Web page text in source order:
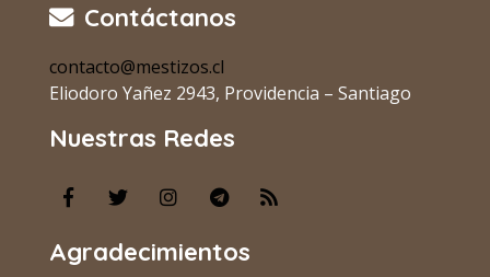
Contáctanos
contacto@mestizos.cl
Eliodoro Yañez 2943, Providencia – Santiago
Nuestras Redes
Agradecimientos